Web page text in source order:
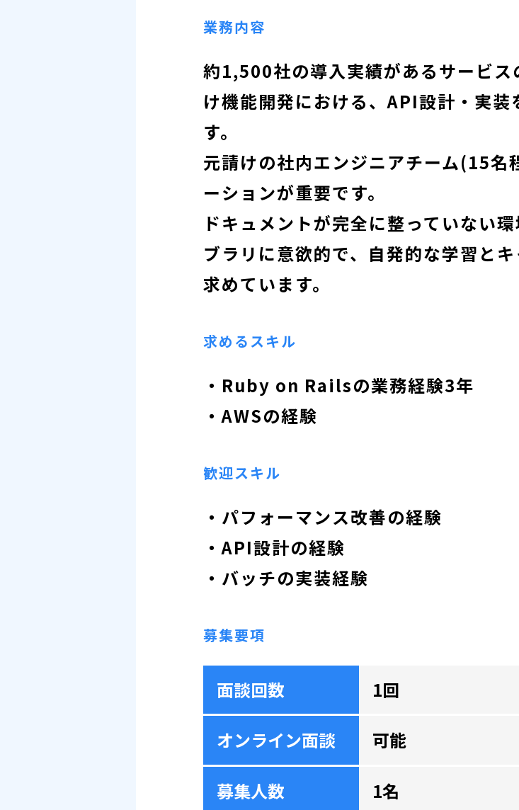
業務内容
約1,500社の導入実績があるサービス
け機能開発における、API設計・実装
す。
元請けの社内エンジニアチーム(15名
ーションが重要です。
ドキュメントが完全に整っていない
ブラリに意欲的で、自発的な学習と
求めています。
求めるスキル
・Ruby on Railsの業務経験3年
・AWSの経験
歓迎スキル
・パフォーマンス改善の経験
・API設計の経験
・バッチの実装経験
募集要項
面談回数 1回
オンライン面談 可能
募集人数 1名